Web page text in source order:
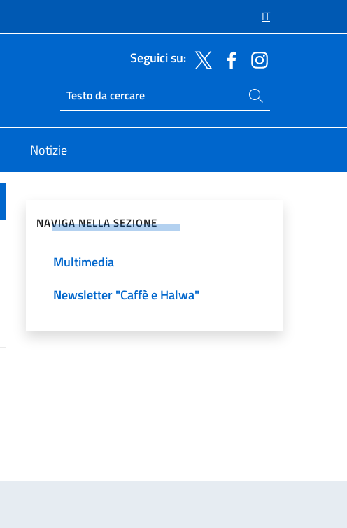
IT
Seguici su:
Ricerca sito live
Cerca nel sito
Notizie
NAVIGA NELLA SEZIONE
Multimedia
Newsletter "Caffè e Halwa"